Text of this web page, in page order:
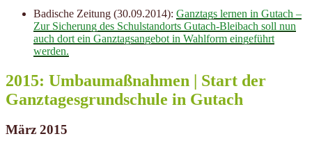
Badische Zeitung (30.09.2014): Ganztags lernen in Gutach –
Zur Sicherung des Schulstandorts Gutach-Bleibach soll nun
auch dort ein Ganztagsangebot in Wahlform eingeführt
werden.
2015: Umbaumaßnahmen | Start der
Ganztagesgrundschule in Gutach
März 2015